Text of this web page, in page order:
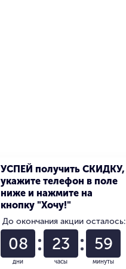
УСПЕЙ получить СКИДКУ,
укажите телефон в поле
ниже и нажмите на
кнопку "Хочу!"
До окончания акции осталось:
08
дни
23
часы
59
минуты